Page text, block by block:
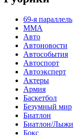
69-я параллель
MMA
Авто
Автоновости
Автособытия
Автоспорт
Автоэксперт
Актеры
Армия
Баскетбол
Безумный мир
Биатлон
Биатлон/Лыжи
Бокс